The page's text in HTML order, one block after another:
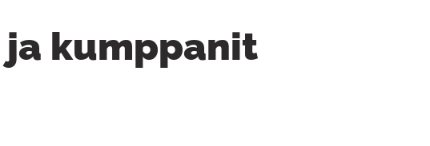
kumppanit